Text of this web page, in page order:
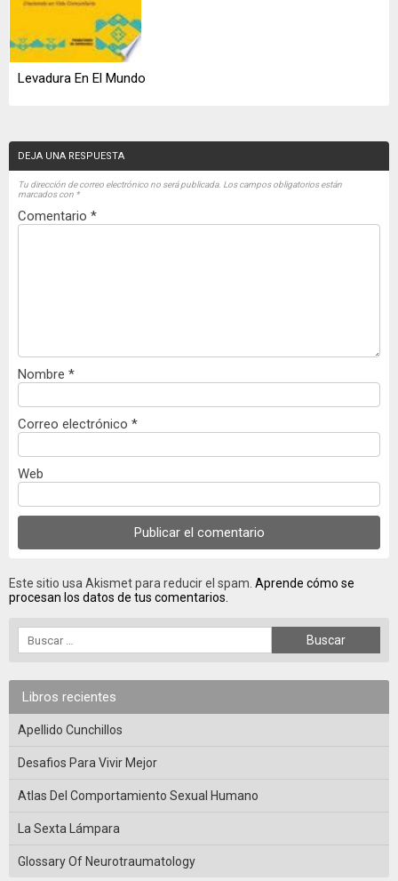
Levadura En El Mundo
DEJA UNA RESPUESTA
Tu dirección de correo electrónico no será publicada. Los campos obligatorios están
marcados con *
Comentario *
Nombre *
Correo electrónico *
Web
Este sitio usa Akismet para reducir el spam. Aprende cómo se
procesan los datos de tus comentarios.
Libros recientes
Apellido Cunchillos
Desafios Para Vivir Mejor
Atlas Del Comportamiento Sexual Humano
La Sexta Lámpara
Glossary Of Neurotraumatology